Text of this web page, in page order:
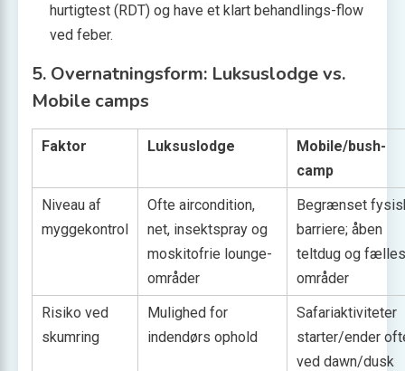
hurtigtest (RDT) og have et klart behandlings-flow
ved feber.
5. Overnatningsform: Luksuslodge vs.
Mobile camps
Faktor Luksuslodge
Mobile/bush-
camp
Niveau af
myggekontrol
Ofte aircondition,
net, insekt­spray og
moskitofrie lounge-
områder
Begrænset
barriere; åben
teltdug og fælles
områder
Risiko ved
skumring
Mulighed for
indendørs ophold
Safariaktiviteter
starter/ender
ved dawn/dusk